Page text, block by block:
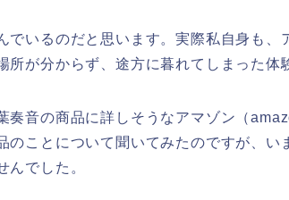
でいるのだと思います。実際私自身も
所が分からず、途方に暮れてしまった体
奏音の商品に詳しそうなアマゾン（
のことについて聞いてみたのですが、
んでした。